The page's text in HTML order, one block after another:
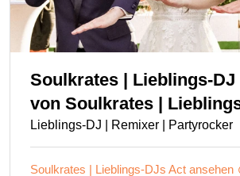
Soulkrates | Lieblings-DJ
von Soulkrates |
Lieblings-DJ | Remixer | Partyrocker
Soulkrates | Lieblings-DJs Act ansehen